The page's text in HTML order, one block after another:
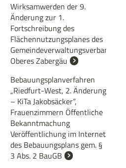
Wirksamwerden der 9.
Änderung zur 1.
Fortschreibung des
Flächennutzungsplanes des
Gemeindeverwaltungsverbandes
Oberes Zabergäu
Bebauungsplanverfahren
„Riedfurt-West, 2. Änderung
– KiTa Jakobsäcker“,
Frauenzimmern Öffentliche
Bekanntmachung
Veröffentlichung im Internet
des Bebauungsplans gem. §
3 Abs. 2 BauGB